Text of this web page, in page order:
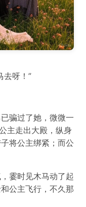
去呀！”
骗过了她，微微一
主走出大殿，纵身
将公主绑紧；而公
霎时见木马动了起
公主飞行，不久那